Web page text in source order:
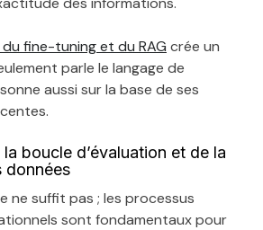
fine-tuning et du RAG crée un
parle le langage de
aussi sur la base de ses
la boucle d’évaluation et de la
données
ne suffit pas ; les processus
sont fondamentaux pour